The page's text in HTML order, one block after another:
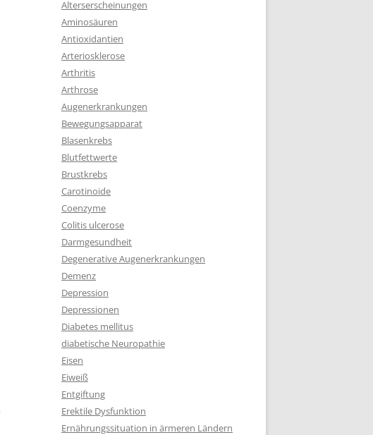
Alterserscheinungen
Aminosäuren
Antioxidantien
Arteriosklerose
Arthritis
Arthrose
Augenerkrankungen
Bewegungsapparat
Blasenkrebs
Blutfettwerte
Brustkrebs
Carotinoide
Coenzyme
Colitis ulcerose
Darmgesundheit
Degenerative Augenerkrankungen
Demenz
Depression
Depressionen
Diabetes mellitus
diabetische Neuropathie
Eisen
Eiweiß
Entgiftung
Erektile Dysfunktion
Ernährungssituation in ärmeren Ländern